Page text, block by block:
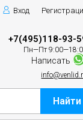
Вход
+7(495)118-93-
Пн—Пт
Написать
Найти